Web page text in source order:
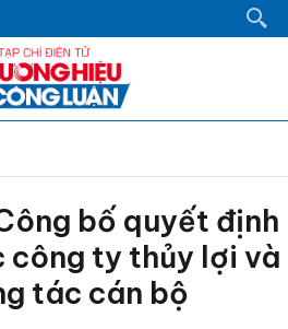
bố quyết định
công ty thủy lợi và
tác cán bộ